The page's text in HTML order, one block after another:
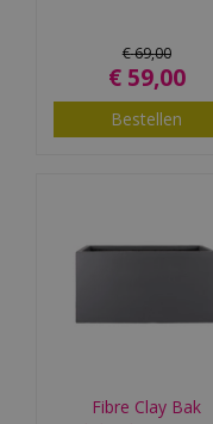
€69,00
€ 59,00
Bestellen
Fibre Clay Bak